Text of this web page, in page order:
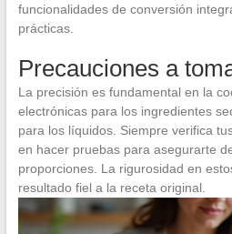
funcionalidades de conversión
prácticas.
Precauciones a
La precisión es fundamental en la
electrónicas para los ingredientes
para los líquidos. Siempre verifica
en hacer pruebas para asegurarte
proporciones. La rigurosidad en
resultado fiel a la receta original.